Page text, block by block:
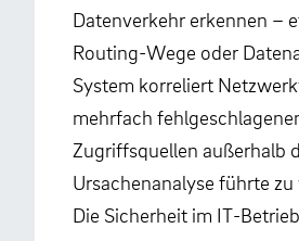
Datenverkehr erkennen –
Routing-Wege oder
System korreliert
mehrfach
Zugriffsquellen außerhalb
Ursachenanalyse führte
Die Sicherheit im IT-